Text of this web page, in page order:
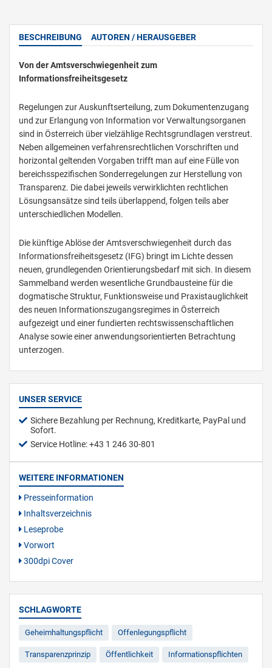
BESCHREIBUNG AUTOREN / HERAUSGEBER
Von der Amtsverschwiegenheit zum
Informationsfreiheitsgesetz
Regelungen zur Auskunftserteilung, zum Dokumentenzugang
und zur Erlangung von Information vor Verwaltungsorganen
sind in Österreich über vielzählige Rechtsgrundlagen verstreut.
Neben allgemeinen verfahrensrechtlichen Vorschriften und
horizontal geltenden Vorgaben trifft man auf eine Fülle von
bereichsspezifischen Sonderregelungen zur Herstellung von
Transparenz. Die dabei jeweils verwirklichten rechtlichen
Lösungsansätze sind teils überlappend, folgen teils aber
unterschiedlichen Modellen.
Die künftige Ablöse der Amtsverschwiegenheit durch das
Informationsfreiheitsgesetz (IFG) bringt im Lichte dessen
neuen, grundlegenden Orientierungsbedarf mit sich. In diesem
Sammelband werden wesentliche Grundbausteine für die
dogmatische Struktur, Funktionsweise und Praxistauglichkeit
des neuen Informationszugangsregimes in Österreich
aufgezeigt und einer fundierten rechtswissenschaftlichen
Analyse sowie einer anwendungsorientierten Betrachtung
unterzogen.
UNSER SERVICE
Sichere Bezahlung per Rechnung, Kreditkarte, PayPal und
Sofort.
Service Hotline: +43 1 246 30-801
WEITERE INFORMATIONEN
Presseinformation
Inhaltsverzeichnis
Leseprobe
Vorwort
300dpi Cover
SCHLAGWORTE
Geheimhaltungspflicht Offenlegungspflicht
Transparenzprinzip Öffentlichkeit Informationspflichten